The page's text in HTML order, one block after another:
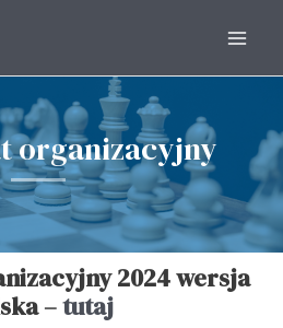
organizacyjny
2024 wersja
–tutaj